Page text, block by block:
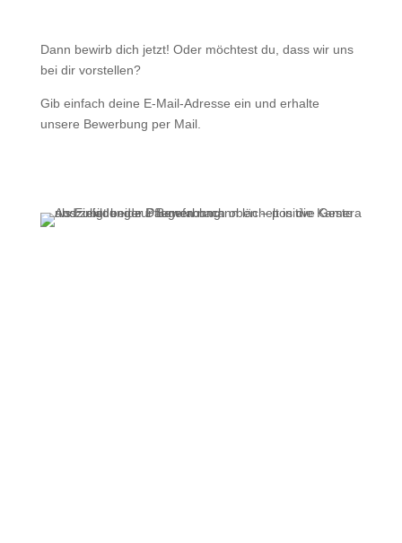
Dann bewirb dich jetzt! Oder möchtest du, dass wir uns
bei dir vorstellen?
Gib einfach deine E-Mail-Adresse ein und erhalte
unsere Bewerbung per Mail.